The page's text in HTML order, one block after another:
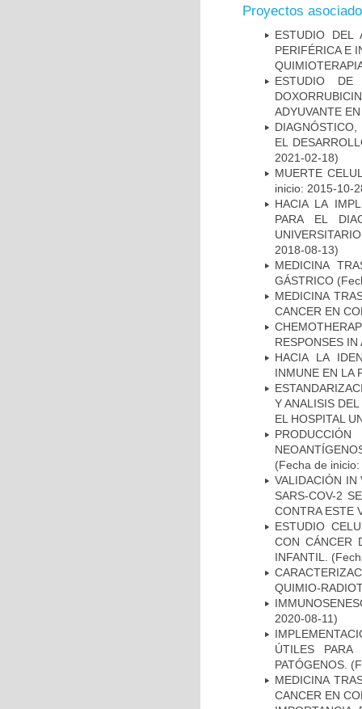
Proyectos
ESTUDIO DEL
PERIFÉRICA E
ESTUDIO DE
ADYUVANTE
EL
2021-02-18)
MUERTE
inicio: 2015-10-
HACIA LA
PARA EL
2018-08-13)
MEDICINA
GÁSTRICO
MEDICINA
CANCER EN
RESPONSES IN
HACIA LA
INMUNE EN LA
Y ANALISIS
EL HOSPITAL
(Fecha de
VALIDACIÓN IN
SARS-COV-2
CONTRA ESTE
ESTUDIO
CON CÁNCER
INFANTIL.
QUIMIO-
2020-08-11)
ÚTILES
PATÓGENOS.
MEDICINA
CANCER EN